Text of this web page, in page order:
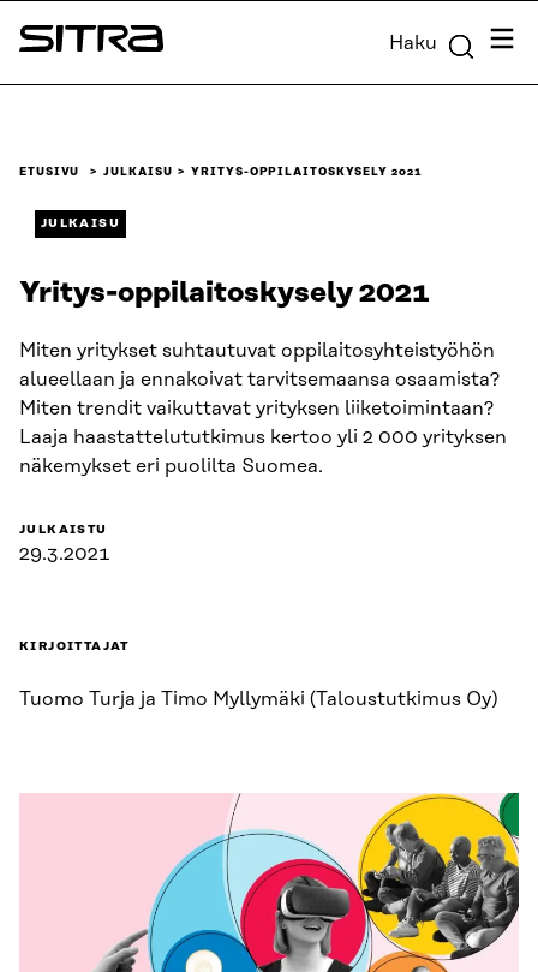
Siirry
suoraan
Sitra Haku
ETUSIVU JULKAISU YRITYS-OPPILAITOSKYSELY 2021
JULKAISU
Yritys-oppilaitoskysely 2021
Miten yritykset suhtautuvat oppilaitosyhteistyöhön
alueellaan ja ennakoivat tarvitsemaansa osaamista?
Miten trendit vaikuttavat yrityksen liiketoimintaan?
Laaja haastattelututkimus kertoo yli 2 000 yrityksen
näkemykset eri puolilta Suomea.
JULKAISTU
29.3.2021
KIRJOITTAJAT
Tuomo Turja ja Timo Myllymäki (Taloustutkimus Oy)